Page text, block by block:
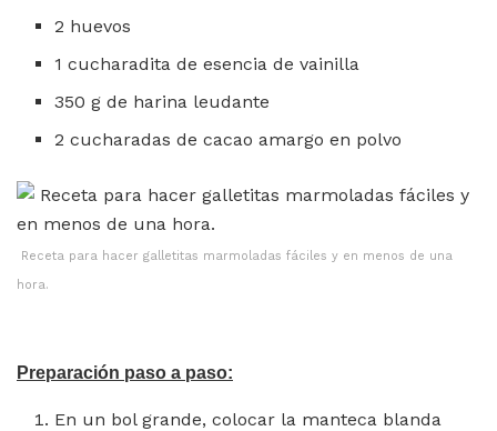
2 huevos
1 cucharadita de esencia de vainilla
350 g de harina leudante
2 cucharadas de cacao amargo en polvo
Receta para hacer galletitas marmoladas fáciles y en menos de una
hora.
Preparación paso a paso:
En un bol grande, colocar la manteca blanda